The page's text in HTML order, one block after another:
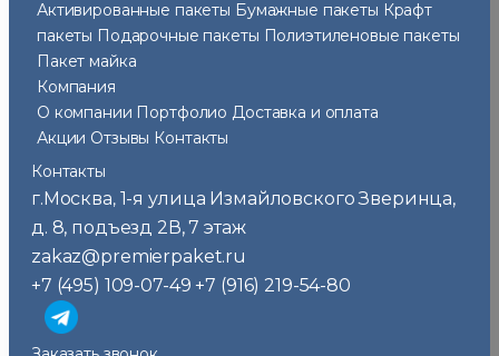
Активированные пакеты Бумажные пакеты Крафт
пакеты Подарочные пакеты Полиэтиленовые пакеты
Пакет майка
Компания
О компании Портфолио Доставка и оплата
Акции Отзывы Контакты
Контакты
г.Москва, 1-я улица Измайловского Зверинца,
д. 8, подъезд 2В, 7 этаж
zakaz@premierpaket.ru
+7 (495) 109-07-49 +7 (916) 219-54-80